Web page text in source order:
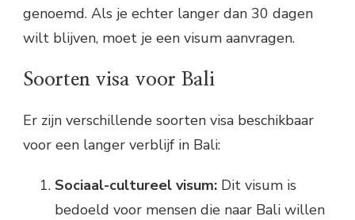
genoemd. Als je echter langer dan 30 dagen
wilt blijven, moet je een visum aanvragen.
Soorten visa voor Bali
Er zijn verschillende soorten visa beschikbaar
voor een langer verblijf in Bali:
Sociaal-cultureel visum: Dit visum is
bedoeld voor mensen die naar Bali willen